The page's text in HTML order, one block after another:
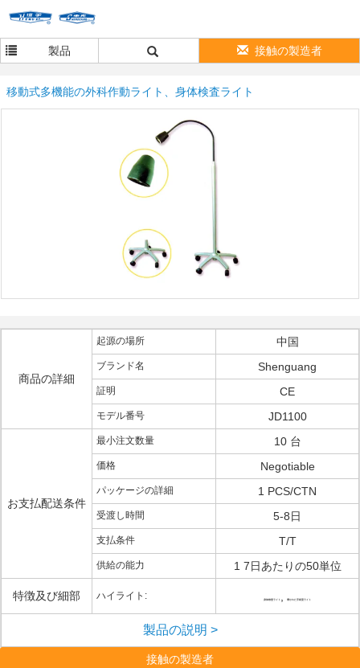
製品 接触の製造者
移動式多機能の外科作動ライト、身体検査ライト
商品の詳細
起源の場所 中国
ブランド名 Shenguang
証明 CE
モデル番号 JD1100
お支払配送条件
最小注文数量 10 台
価格 Negotiable
パッケージの詳細 1 PCS/CTN
受渡し時間 5-8日
支払条件 T/T
供給の能力 1 7日あたりの50単位
特徴及び細部 ハイライト: 身体検査ライト 導かれた手術室ライト
製品の説明 >
接触の製造者